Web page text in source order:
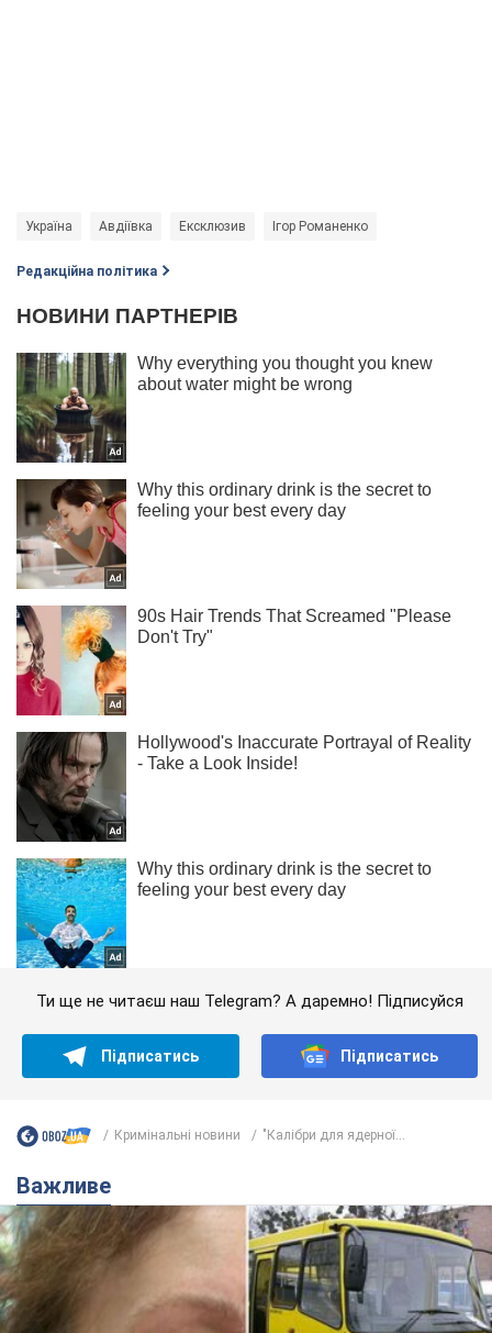
Україна Авдіївка Ексклюзив Ігор Романенко
Редакційна політика
Ти ще не читаєш наш Telegram? А даремно! Підписуйся
Підписатись Підписатись
Кримінальні новини "Калібри для ядерної...
Важливе